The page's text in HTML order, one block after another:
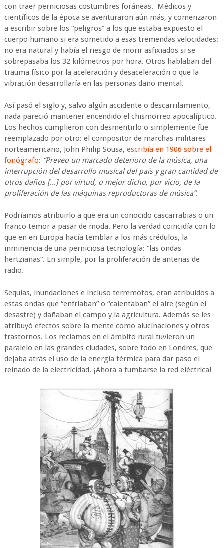
con traer perniciosas costumbres foráneas. Médicos y
científicos de la época se aventuraron aún más, y comenzaron
a escribir sobre los “peligros” a los que estaba expuesto el
cuerpo humano si era sometido a esas tremendas velocidades:
no era natural y había el riesgo de morir asfixiados si se
sobrepasaba los 32 kilómetros por hora. Otros hablaban del
trauma físico por la aceleración y desaceleración o que la
vibración desarrollaría en las personas daño mental.
Así pasó el siglo y, salvo algún accidente o descarrilamiento,
nada pareció mantener encendido el chismorreo apocalíptico.
Los hechos cumplieron con desmentirlo o simplemente fue
reemplazado por otro: el compositor de marchas militares
norteamericano, John Philip Sousa, escribía en 1906 sobre el
fonógrafo: “Preveo un marcado deterioro de la música, una
interrupción del desarrollo musical del país y gran cantidad de
otros daños [...] por virtud, o mejor dicho, por vicio, de la
proliferación de las máquinas reproductoras de música”.
Podríamos atribuirlo a que era un conocido cascarrabias o un
franco temor a pasar de moda. Pero la verdad coincidía con lo
que en en Europa hacía temblar a los más crédulos, la
inminencia de una perniciosa tecnología: “las ondas
hertzianas”. En simple, por la proliferación de antenas de
radio.
Sequías, inundaciones e incluso terremotos, eran atribuidos a
estas ondas que “enfriaban” o “calentaban” el aire (según el
desastre) y dañaban el campo y la agricultura. Además se les
atribuyó efectos sobre la mente como alucinaciones y otros
trastornos. Los reclamos en el ámbito rural tuvieron un
paralelo en las grandes ciudades, sobre todo en Londres, que
dejaba atrás el uso de la energía térmica para dar paso el
reinado de la electricidad. ¡Ahora a tumbarse la red eléctrica!